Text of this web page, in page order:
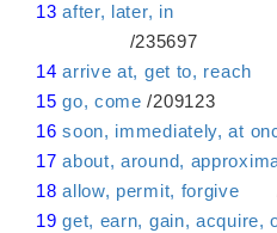
13 after, later, in
/235697
14 arrive at, get to, reach /
15 go, come /209123
16 soon, immediately, at
17 about, around,
18 allow, permit, forgive /
19 get, earn, gain, acquire,